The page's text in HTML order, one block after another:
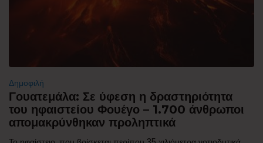
Δημοφιλή
Γουατεμάλα: Σε ύφεση η δραστηριότητα
του ηφαιστείου Φουέγο – 1.700 άνθρωποι
απομακρύνθηκαν προληπτικά